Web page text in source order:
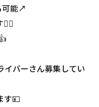
可能↗️
イバーさん募集してい
す💴